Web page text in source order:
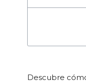
Descubre